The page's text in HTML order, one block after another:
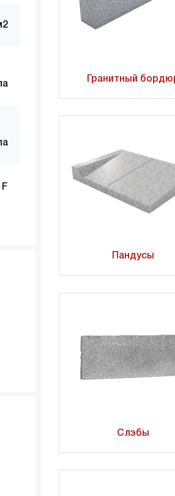
Гранитный
Пандусы
Слэбы